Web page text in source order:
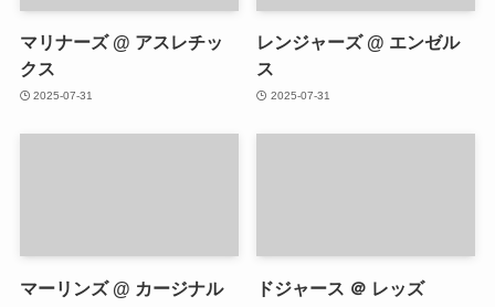
マリナーズ @ アスレチッ
クス
2025-07-31
レンジャーズ @ エンゼル
ス
2025-07-31
マーリンズ @ カージナル
ドジャース ＠ レッズ